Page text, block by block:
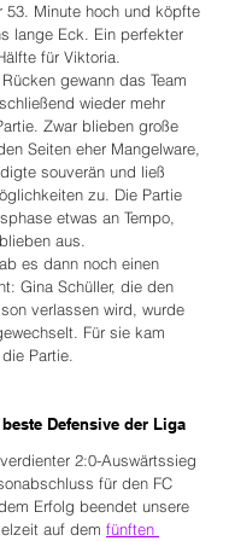
53. Minute hoch und köpfte
lange Eck. Ein perfekter
für Viktoria.
gewann das Team
wieder mehr
Zwar blieben große
Seiten eher Mangelware,
souverän und ließ
zu. Die Partie
etwas an Tempo,
aus.
es dann noch einen
Gina Schüller, die den
verlassen wird, wurde
Für sie kam
Partie.
Defensive der Liga
2:0-Auswärtssieg
für den FC
Erfolg beendet unsere
auf dem fünften